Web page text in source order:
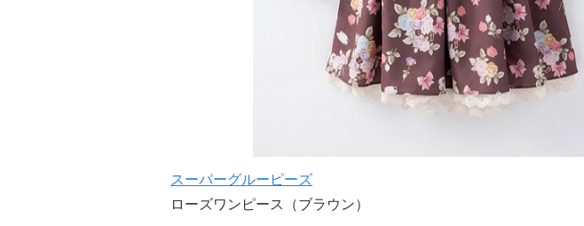
スーパーグルーピーズ
ローズワンピース（ブラウン）